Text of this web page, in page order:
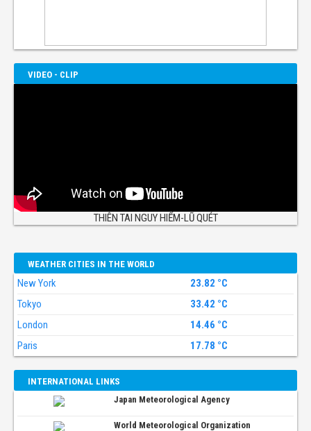
VIDEO - CLIP
THIÊN TAI NGUY HIỂM-LŨ QUÉT
WEATHER CITIES IN THE WORLD
New York
23.82 °C
Tokyo
33.42 °C
London
14.46 °C
Paris
17.78 °C
INTERNATIONAL LINKS
Japan Meteorological Agency
World Meteorological Organization